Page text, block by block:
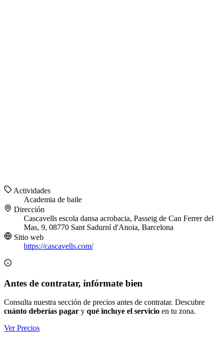
Actividades
Academia de baile
Dirección
Cascavells escola dansa acrobacia, Passeig de Can Ferrer del
Mas, 9, 08770 Sant Sadurní d'Anoia, Barcelona
Sitio web
https://cascavells.com/
Antes de contratar, infórmate bien
Consulta nuestra sección de precios antes de contratar. Descubre
cuánto deberías pagar y qué incluye el servicio en tu zona.
Ver Precios